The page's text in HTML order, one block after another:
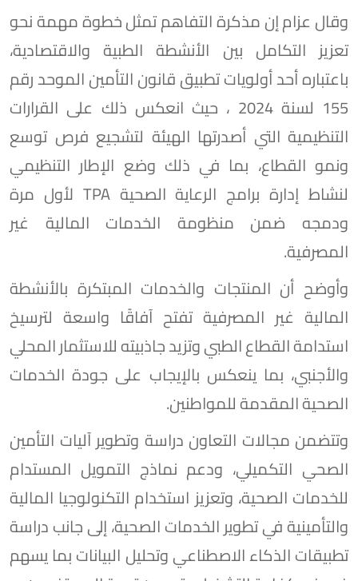
وقال عزام إن مذكرة التفاهم تمثل خطوة مهمة نحو
تعزيز التكامل بين الأنشطة الطبية والاقتصادية،
باعتباره أحد أولويات تطبيق قانون التأمين الموحد رقم
155 لسنة 2024 ، حيث انعكس ذلك على القرارات
التنظيمية التي أصدرتها الهيئة لتشجيع فرص توسع
ونمو القطاع، بما في ذلك وضع الإطار التنظيمي
لنشاط إدارة برامج الرعاية الصحية TPA لأول مرة
ودمجه ضمن منظومة الخدمات المالية غير
المصرفية.
وأوضح أن المنتجات والخدمات المبتكرة بالأنشطة
المالية غير المصرفية تفتح آفاقًا واسعة لترسيخ
استدامة القطاع الطبي وتزيد جاذبيته للاستثمار المحلي
والأجنبي، بما ينعكس بالإيجاب على جودة الخدمات
الصحية المقدمة للمواطنين.
وتتضمن مجالات التعاون دراسة وتطوير آليات التأمين
الصحي التكميلي، ودعم نماذج التمويل المستدام
للخدمات الصحية، وتعزيز استخدام التكنولوجيا المالية
والتأمينية في تطوير الخدمات الصحية، إلى جانب دراسة
تطبيقات الذكاء الاصطناعي وتحليل البيانات بما يسهم